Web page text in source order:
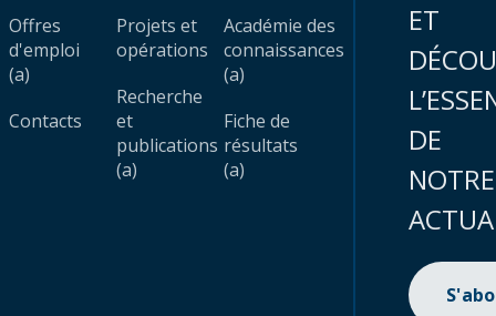
Offres
d'emploi
(a)
Contacts
Projets et
opérations
Recherche
et
publications
(a)
Académie des
connaissances
(a)
Fiche de
résultats
(a)
ET
DE
NOTRE